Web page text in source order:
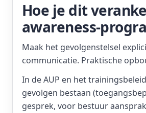
Hoe je dit
awareness-
Maak het gevolgenstelsel
communicatie. Praktische
In de AUP en het
gevolgen bestaan
gesprek, voor bestuur